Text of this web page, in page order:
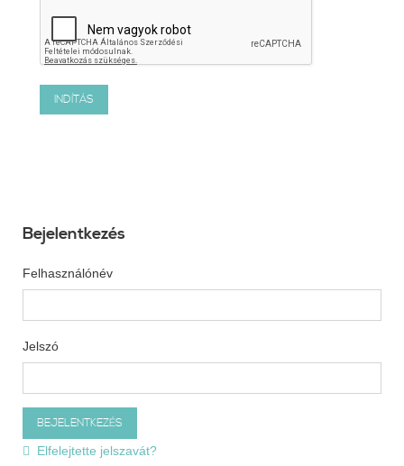
INDÍTÁS
Bejelentkezés
Felhasználónév
Jelszó
Elfelejtette jelszavát?